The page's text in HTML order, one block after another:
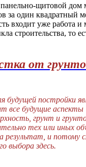
щитовой дом
за один квадратный
входит уже работа и
строительства, то
от
будущей постройки
все будущие аспекты
грунт и
тех или иных
результат, и потому
выбора здесь.